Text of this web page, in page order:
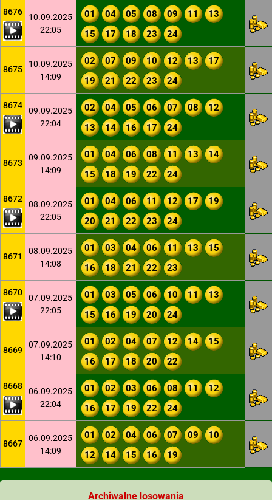
8676
10.09.2025
22:05
01 04 05 08 09 11
13
15
17 18 23 24
8675
10.09.2025
14:09
02 07 09 10 12 13
17
19
21 22 23 24
8674
09.09.2025
22:04
02 04 05 06 07 08
12
13
14 16 17 24
8673
09.09.2025
14:09
01 04 06 08 11 13
14
15
18 19 22 24
8672
08.09.2025
22:05
01 04 06 11 12 17
19
20
21 22 23 24
8671
08.09.2025
14:08
01 03 04 06 11 13
15
16
18 21 22 23
8670
07.09.2025
22:05
01 03 05 06 10 11
13
15
16 19 20 24
8669
07.09.2025
14:10
01 02 04 07 12 14
15
16
17 18 20 22
8668
06.09.2025
22:04
01 02 03 06 08 11
12
16
17 19 22 24
8667
06.09.2025
14:09
01 02 04 06 07 09
10
12
14 15 16 19
Archiwalne losowania